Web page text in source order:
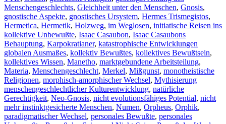
Menschengeschlechts, Gleichheit unter den Menschen, Gnosis,
gnostische Aspekte, gnostisches Ursystem, Hermes Trismegistos,
Hermetica, Hermetik, Holzweg, im Weglosen, initiatische Reisen ins
kollektive Unbewußte, Isaac Casaubon, Isaac Casaubons
Behauptung, Karpokratianer, katastrophische Entwicklungen
globalen Ausmaßes, kollektiv Bewußtes, kollektives Bewußtsein,
kollektives Wissen, Manetho, marktgebundene Arbeitsteilung,
Materia, Menschengeschlecht, Merkel, Mißgunst, monotheistische
Religionen, morphisch-amorphischer Wechsel, Mythisierung
menschengeschlechtlicher Kulturentwicklung, natürliche
Gerechtigkeit, Neo-Gnosis, nicht evolutionsfähiges Potential, nicht
mehr instinktgesicherte Menschen, Numen, Orpheus, Orphik,
paradigmatischer Wechsel, personales Bewußte, personales